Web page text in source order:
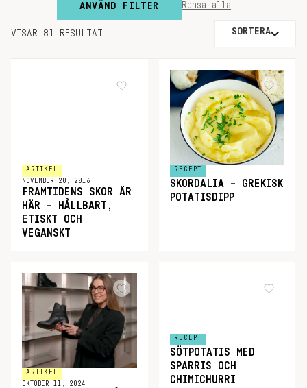
ANVÄND FILTER Rensa alla
VISAR 81 RESULTAT SORTERA
ARTIKEL
NOVEMBER 20, 2016
FRAMTIDENS SKOR ÄR
HÄR – HÅLLBART,
ETISKT OCH
VEGANSKT
RECEPT
SKORDALIA – GREKISK
POTATISDIPP
ARTIKEL
OKTOBER 11, 2024
RECEPT
SÖTPOTATIS MED
SPARRIS OCH
CHIMICHURRI